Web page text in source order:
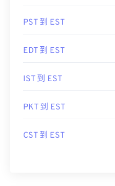
PST 到 EST
EDT 到 EST
IST 到 EST
PKT 到 EST
CST 到 EST